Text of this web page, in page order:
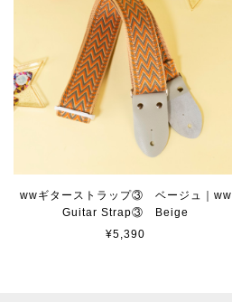
wwギターストラップ③ ベージュ｜ww
Guitar Strap③ Beige
¥5,390